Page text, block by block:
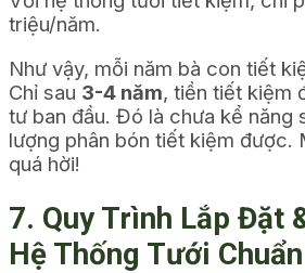
triệu/năm.
Như vậy, mỗi năm bà con tiết
Chỉ sau 3-4 năm, tiền tiết kiệm
tư ban đầu. Đó là chưa kể năng
lượng phân bón tiết kiệm được.
quá hời!
7. Quy Trình Lắp Đặt
Hệ Thống Tưới